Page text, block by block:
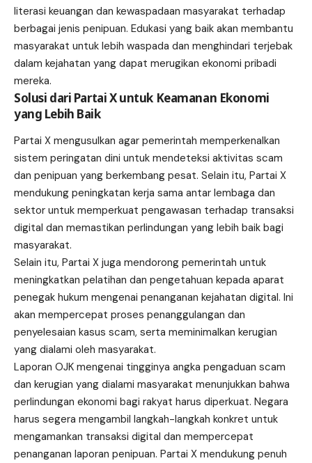
literasi keuangan dan kewaspadaan masyarakat terhadap
berbagai jenis penipuan. Edukasi yang baik akan membantu
masyarakat untuk lebih waspada dan menghindari terjebak
dalam kejahatan yang dapat merugikan ekonomi pribadi
mereka.
Solusi dari Partai X untuk Keamanan Ekonomi
yang Lebih Baik
Partai X mengusulkan agar pemerintah memperkenalkan
sistem peringatan dini untuk mendeteksi aktivitas scam
dan penipuan yang berkembang pesat. Selain itu, Partai X
mendukung peningkatan kerja sama antar lembaga dan
sektor untuk memperkuat pengawasan terhadap transaksi
digital dan memastikan perlindungan yang lebih baik bagi
masyarakat.
Selain itu, Partai X juga mendorong pemerintah untuk
meningkatkan pelatihan dan pengetahuan kepada aparat
penegak hukum mengenai penanganan kejahatan digital. Ini
akan mempercepat proses penanggulangan dan
penyelesaian kasus scam, serta meminimalkan kerugian
yang dialami oleh masyarakat.
Laporan OJK mengenai tingginya angka pengaduan scam
dan kerugian yang dialami masyarakat menunjukkan bahwa
perlindungan ekonomi bagi rakyat harus diperkuat. Negara
harus segera mengambil langkah-langkah konkret untuk
mengamankan transaksi digital dan mempercepat
penanganan laporan penipuan. Partai X mendukung penuh